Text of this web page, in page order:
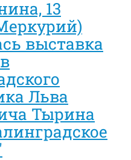
13
выставка
Льва
Тырина